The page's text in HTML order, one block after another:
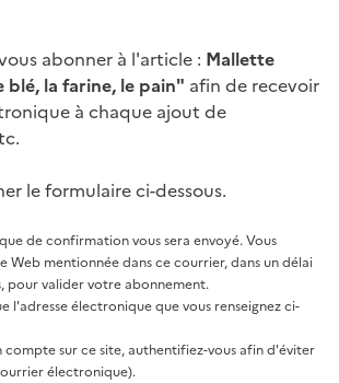
abonner à l'article : Mallette
blé, la farine, le pain" afin de recevoir
à chaque ajout de
le formulaire ci-dessous.
de confirmation vous sera envoyé. Vous
Web mentionnée dans ce courrier, dans un délai
pour valider votre abonnement.
l'adresse électronique que vous renseignez ci-
compte sur ce site, authentifiez-vous afin d'éviter
électronique).